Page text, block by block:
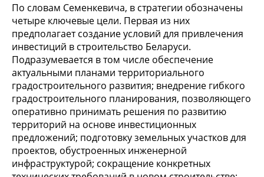
По словам Семенкевича, в стратегии обозначены
четыре ключевые цели. Первая из них
предполагает создание условий для привлечения
инвестиций в строительство Беларуси.
Подразумевается в том числе обеспечение
актуальными планами территориального
градостроительного развития; внедрение гибкого
градостроительного планирования, позволяющего
оперативно принимать решения по развитию
территорий на основе инвестиционных
предложений; подготовку земельных участков для
проектов, обустроенных инженерной
инфраструктурой; сокращение конкретных